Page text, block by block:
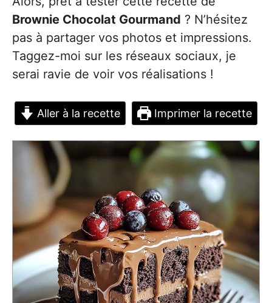
Brownie Chocolat Gourmand ? N’hésitez
pas à partager vos photos et impressions.
Taggez-moi sur les réseaux sociaux, je
serai ravie de voir vos réalisations !
Aller à la recette Imprimer la recette